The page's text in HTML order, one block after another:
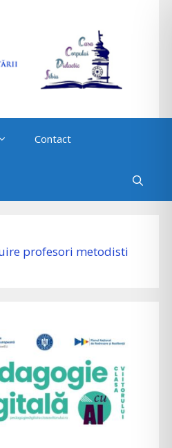
Contact
profesori metodisti